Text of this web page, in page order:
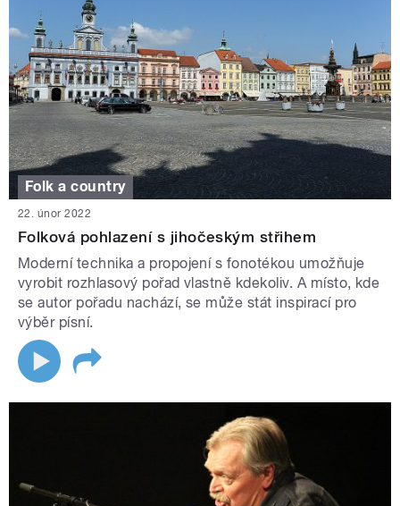
Folk a country
22. únor 2022
Folková pohlazení s jihočeským střihem
Moderní technika a propojení s fonotékou umožňuje
vyrobit rozhlasový pořad vlastně kdekoliv. A místo, kde
se autor pořadu nachází, se může stát inspirací pro
výběr písní.